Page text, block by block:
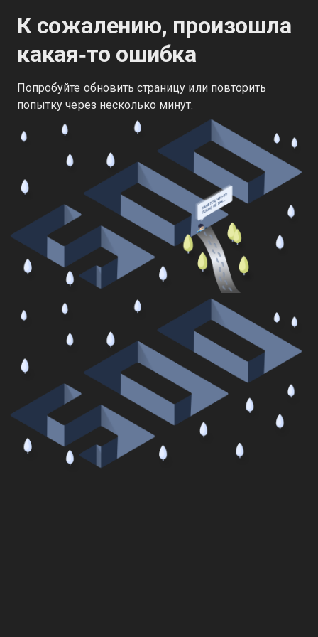
К сожалению, произошла
какая‑то ошибка
Попробуйте обновить страницу или повторить
попытку через несколько минут.